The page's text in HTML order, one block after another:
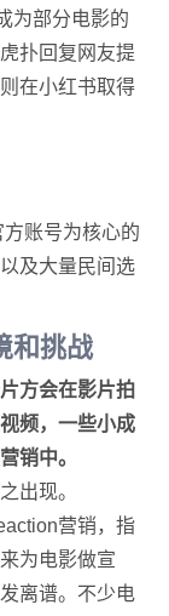
为部分电影的
扑回复网友提
在小红书取得
账号为核心的
及大量民间选
和挑战
方会在影片拍
频，一些小成
销中。
出现。
营销，指
为电影做宣
离谱。不少电